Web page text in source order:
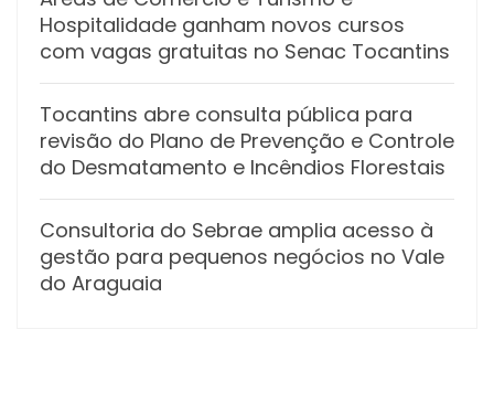
Hospitalidade ganham novos cursos
com vagas gratuitas no Senac Tocantins
Tocantins abre consulta pública para
revisão do Plano de Prevenção e Controle
do Desmatamento e Incêndios Florestais
Consultoria do Sebrae amplia acesso à
gestão para pequenos negócios no Vale
do Araguaia